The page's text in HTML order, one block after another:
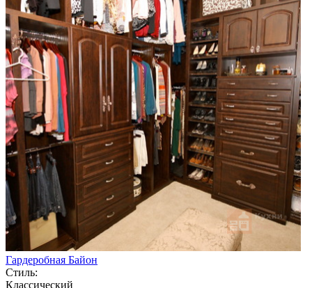
Гардеробная Байон
Стиль:
Классический